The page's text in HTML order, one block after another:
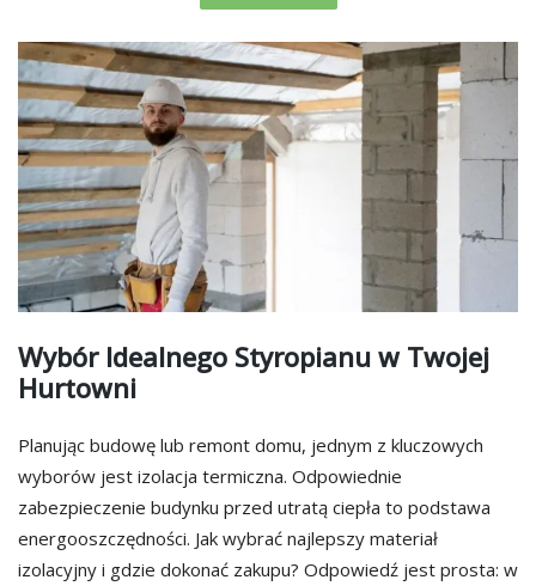
Wybór Idealnego Styropianu w Twojej
Hurtowni
Planując budowę lub remont domu, jednym z kluczowych
wyborów jest izolacja termiczna. Odpowiednie
zabezpieczenie budynku przed utratą ciepła to podstawa
energooszczędności. Jak wybrać najlepszy materiał
izolacyjny i gdzie dokonać zakupu? Odpowiedź jest prosta: w